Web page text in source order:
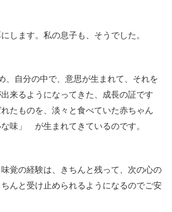
します。私の息子も、そうでした。
、自分の中で、意思が生まれて、それを
来るようになってきた、成長の証です
たものを、淡々と食べていた赤ちゃん
味」 が生まれてきているのです。
覚の経験は、きちんと残って、次の心の
んと受け止められるようになるのでご安